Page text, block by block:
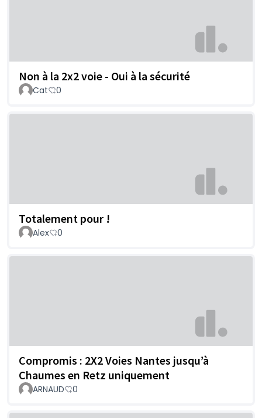
Non à la 2x2 voie - Oui à la sécurité
Cat 0
Totalement pour !
Alex 0
Compromis : 2X2 Voies Nantes jusqu’à
Chaumes en Retz uniquement
ARNAUD 0